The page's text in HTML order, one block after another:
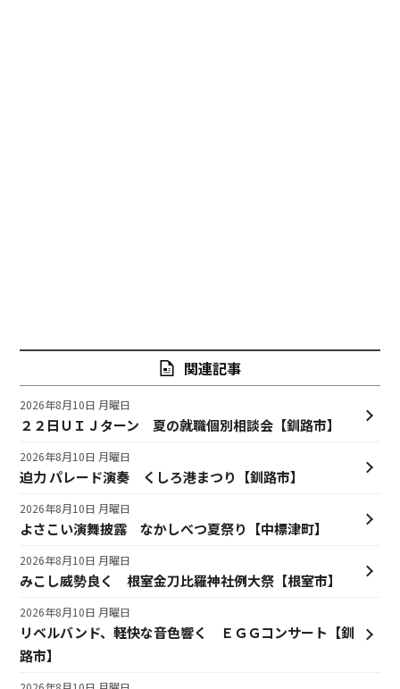
関連記事
２２日ＵＩＪターン 夏の就職個別相談会【釧路市】
2026年8月10日 月曜日
迫力 パレード演奏 くしろ港まつり【釧路市】
2026年8月10日 月曜日
よさこい演舞披露 なかしべつ夏祭り【中標津町】
2026年8月10日 月曜日
みこし威勢良く 根室金刀比羅神社例大祭【根室市】
2026年8月10日 月曜日
リベルバンド、軽快な音色響く ＥＧＧコンサート【釧
路市】
2026年8月10日 月曜日